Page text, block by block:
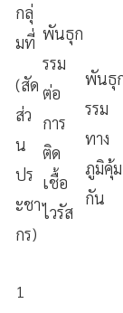
กลุ่
มที่
(สัด
ส่ว
น
ปร
ะชา
กร)
พันธุก
รรม
ต่อ
การ
ติด
เชื้อ
ไวรัส
พันธุ
รรม
ทาง
ภูมิคุ้ม
กัน
1